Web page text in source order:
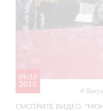
09/10
2015
СМОТРИТЕ ВИДЕО: